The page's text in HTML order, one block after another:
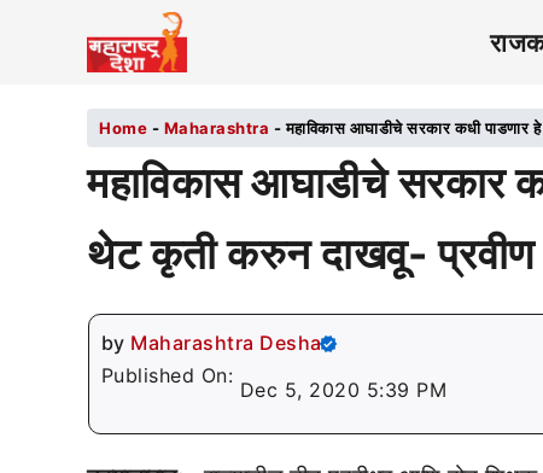
Home - Maharashtra -महाविकास आघाडीचे सरकार कधी
महाविकास आघाडीचे सरकार
थेट कृती करुन दाखवू-
by Maharashtra Desha
Published On:
Dec 5, 2020 5:39 PM